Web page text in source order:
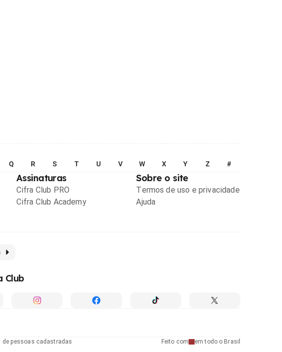
Q R S T U V W X Y Z #
Assinaturas
Cifra Club PRO
Cifra Club Academy
Sobre o site
Termos de uso e privacidade
Ajuda
Club
Feito com em todo o Brasil
de pessoas cadastradas